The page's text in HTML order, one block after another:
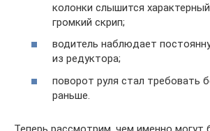
колонки слышится
громкий скрип;
водитель наблюдает
из редуктора;
поворот руля стал требовать
раньше.